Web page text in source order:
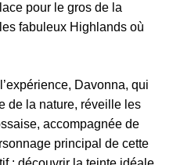
pour le gros de la
fabuleux Highlands où
Davonna, qui
de la nature, réveille les
accompagnée de
principal de cette